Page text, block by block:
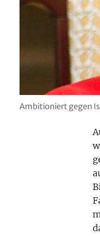
Ambitioniert gegen